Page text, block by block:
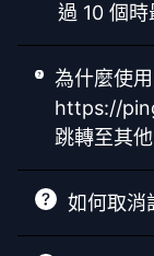
過 10 個時
為什麼使
https://
跳轉至其
如何取消